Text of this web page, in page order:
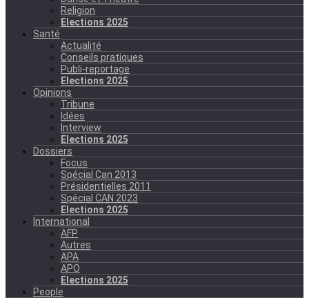
Religion
Elections 2025
Santé
Actualité
Conseils pratiques
Publi-reportage
Elections 2025
Opinions
Tribune
Idées
Interview
Elections 2025
Dossiers
Focus
Spécial Can 2013
Présidentielles 2011
Spécial CAN 2023
Elections 2025
International
AFP
Autres
APA
APO
Elections 2025
People